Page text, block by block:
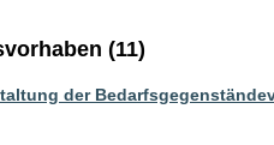
(11)
der